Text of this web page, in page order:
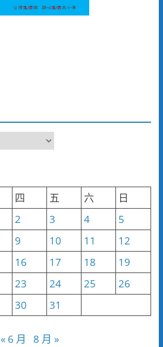
四 五 六
日
2 3 4
5
9 10 11
12
16 17 18
19
23 24 25
26
30 31
« 6 月 8 月 »